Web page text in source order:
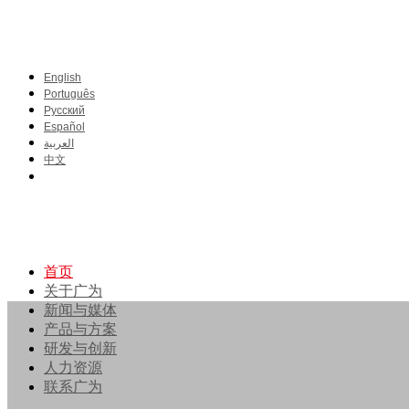
English
Português
Pусский
Español
العربية
中文
首页
关于广为
新闻与媒体
产品与方案
研发与创新
人力资源
联系广为